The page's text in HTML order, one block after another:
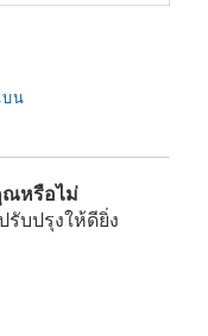
น
หรือไม่
รับปรุงให้ดียิ่ง